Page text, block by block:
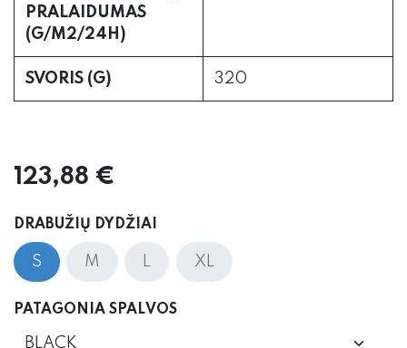
PRALAIDUMAS
(G/M2/24H)
SVORIS (G) 320
123,88 €
DRABUŽIŲ DYDŽIAI
S M L XL
PATAGONIA SPALVOS